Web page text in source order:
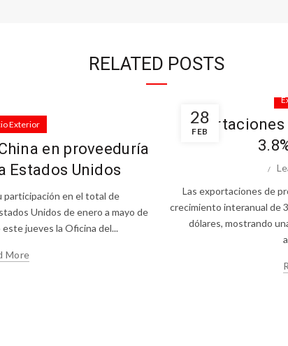
RELATED POSTS
Exterior
en proveeduría
Estados Unidos
participación en el total de
Unidos de enero a mayo de
jueves la Oficina del...
More
28
FEB
Las exportaciones de
crecimiento interanual de
dólares, mostrando